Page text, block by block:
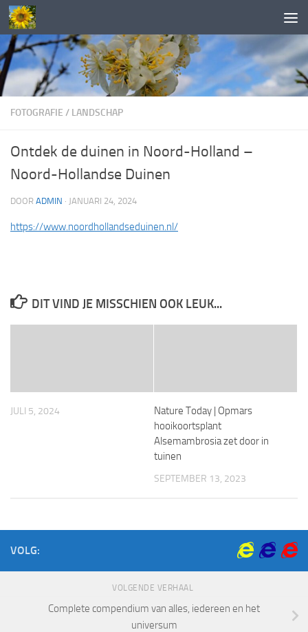
Doorgaan naar inhoud
FOTOGRAFIE / LANDSCHAP
Ontdek de duinen in Noord-Holland –
Noord-Hollandse Duinen
DOOR ADMIN · JANUARI 24, 2024
https://www.noordhollandseduinen.nl/
DIT VIND JE MISSCHIEN OOK LEUK...
JULI 5, 2024
Nature Today | Opmars
hooikoortsplant
Alsemambrosia zet door in
tuinen
SEPTEMBER 13, 2023
VOLG:
VOLGENDE VERHAAL
Complete compendium van alles, iedereen en het
universum